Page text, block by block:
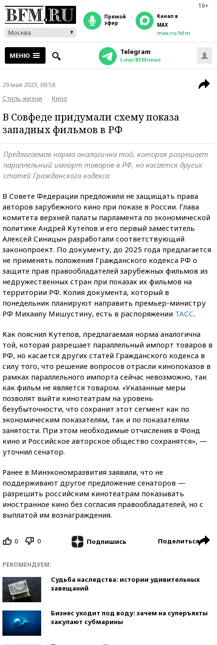
16+
Москва
прямой
эфир
Канал в
MAX
max.ru/bfm
МЕНЮ Telegram
t.me/BFMnews
29 мая 2023, 09:58
Стиль жизни
Кино
В Совфеде придумали схему показа
западных фильмов в РФ
Предлагаемая норма аналогична той, которая разрешает
параллельный импорт товаров в РФ, но касается других
статей Гражданского кодекса
В Совете Федерации предложили не защищать права
авторов зарубежного кино при показе в России. Глава
комитета верхней палаты парламента по экономической
политике Андрей Кутепов и его первый заместитель
Алексей Синицын разработали соответствующий
законопроект. По документу, до 2025 года предлагается
не применять положения Гражданского кодекса РФ о
защите прав правообладателей зарубежных фильмов из
недружественных стран при показах их фильмов на
территории РФ. Копия документа, который в
понедельник планируют направить премьер-министру
РФ Михаилу Мишустину, есть в распоряжении ТАСС.
Как пояснил Кутепов, предлагаемая норма аналогична
той, которая разрешает параллельный импорт товаров в
РФ, но касается других статей Гражданского кодекса в
силу того, что решение вопросов отрасли кинопоказов в
рамках параллельного импорта сейчас невозможно, так
как фильм не является товаром. «Указанные меры
позволят выйти кинотеатрам на уровень
безубыточности, что сохранит этот сегмент как по
экономическим показателям, так и по показателям
занятости. При этом необходимые отчисления в Фонд
кино и Российское авторское общество сохранятся», —
уточнил сенатор.
Ранее в Минэкономразвития заявили, что не
поддерживают другое предложение сенаторов —
разрешить российским кинотеатрам показывать
иностранное кино без согласия правообладателей, но с
выплатой им вознаграждения.
0 0 Подпишись Поделиться
РЕКОМЕНДУЕМ:
Судьба наследства: истории удивительных
завещаний
Бизнес уходит под воду: зачем на суперъяхты
закупают субмарины